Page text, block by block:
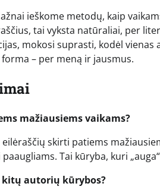
ieškome metodų, kaip
tai vyksta natūraliai, per
mokosi suprasti, kodėl vienas
– per meną ir jausmus.
mažiausiems vaikams?
skirti patiems
Tai kūryba, kuri
kitų autorių kūrybos?